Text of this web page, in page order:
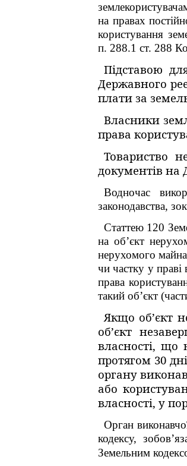
на правах
користування
п. 288.1 ст. 288
Підставою
Державного
плати за
Власники
права
Товариство
документів на
Водночас
законодавства,
Статтею 120
на об’єкт
нерухомого
чи частку у праві
права
такий об’єкт
Якщо об’єкт
об’єкт
власності, що
протягом 30
органу
або
власності, у
Орган
кодексу,
Земельним